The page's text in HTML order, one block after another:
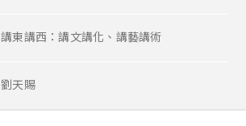
講東講西：講文講化、講藝講術
劉天賜